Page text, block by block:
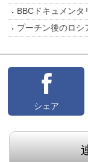
BBCドキュメン
プーチン後のロシ
シェア